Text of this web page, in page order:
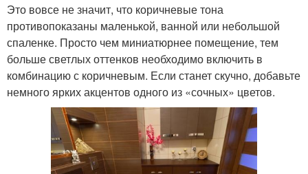
Это вовсе не значит, что коричневые тона
противопоказаны маленькой, ванной или небольшой
спаленке. Просто чем миниатюрнее помещение, тем
больше светлых оттенков необходимо включить в
комбинацию с коричневым. Если станет скучно, добавьте
немного ярких акцентов одного из «сочных» цветов.